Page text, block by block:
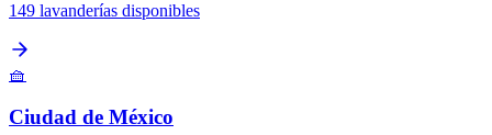
149 lavanderías disponibles
🧺
Ciudad de México